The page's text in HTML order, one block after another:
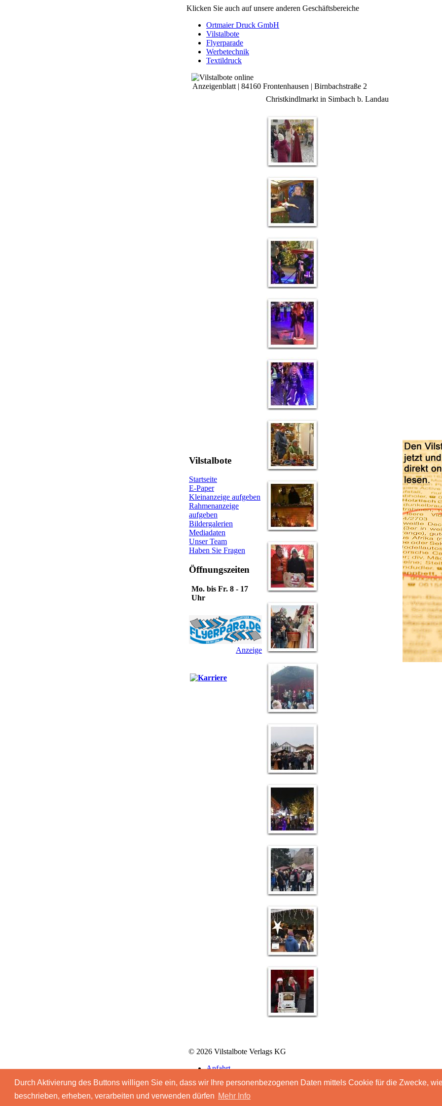
Durch Aktivierung des Buttons willigen Sie ein, dass wir Ihre personenbezogenen Daten mittels Cookie für die Zwecke,
beschrieben, erheben, verarbeiten und verwenden dürfen Mehr Info
Klicken Sie auch auf unsere anderen Geschäftsbereiche
Ortmaier Druck GmbH
Vilstalbote
Flyerparade
Werbetechnik
Textildruck
Anzeigenblatt | 84160 Frontenhausen | Birnbachstraße 2
Vilstalbote
Startseite
E-Paper
Kleinanzeige aufgeben
Rahmenanzeige
aufgeben
Bildergalerien
Mediadaten
Unser Team
Haben Sie Fragen
Öffnungszeiten
Mo. bis Fr. 8 - 17
Uhr
Anzeige
Christkindlmarkt in Simbach b. Landau
© 2026 Vilstalbote Verlags KG
Anfahrt
AGB
Datenschutzerklaerung